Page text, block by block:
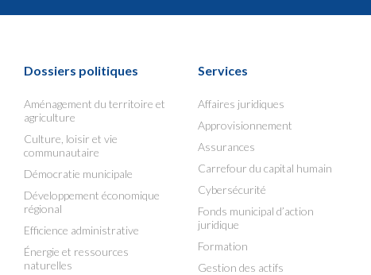
Dossiers politiques
Aménagement du territoire et
agriculture
Culture, loisir et vie
communautaire
Démocratie municipale
Développement économique
régional
Efficience administrative
Énergie et ressources
naturelles
Services
Affaires juridiques
Approvisionnement
Assurances
Carrefour du capital humain
Cybersécurité
Fonds municipal d’action
juridique
Formation
Gestion des actifs